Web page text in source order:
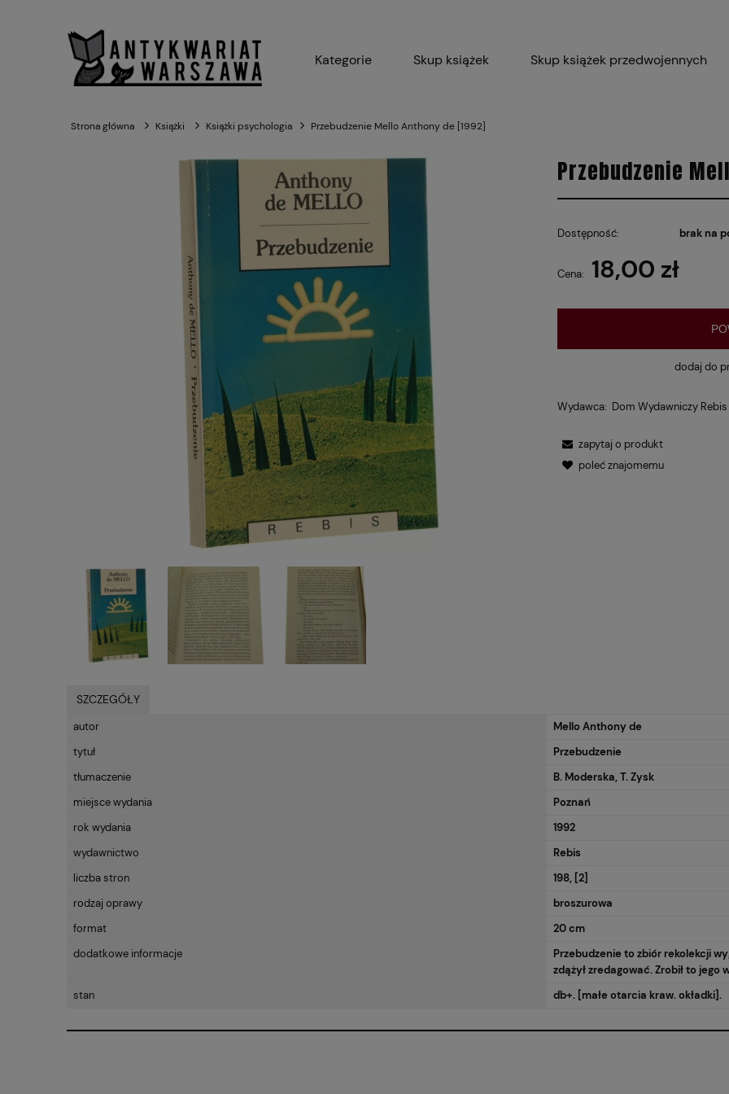
Kategorie Skup książek Skup książek przedwojennych
Strona główna Książki Książki psychologia Przebudzenie Mello Anthony de [1992]
Przebudzenie
Dostępność: brak na
Cena: 18,00 zł
dodaj do
Wydawca: Dom Wydawniczy Rebis
zapytaj o produkt
poleć znajomemu
SZCZEGÓŁY
autor
Mello Anthony de
tytuł
Przebudzenie
tłumaczenie
B. Moderska, T. Zysk
miejsce wydania
Poznań
rok wydania
1992
wydawnictwo
Rebis
liczba stron
198, [2]
rodzaj oprawy
broszurowa
format
20 cm
dodatkowe informacje
Przebudzenie to zbiór rekolekcji
zdążył zredagować. Zrobił to
stan
db+. [małe otarcia kraw. okładki].